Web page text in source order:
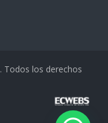
. Todos los derechos